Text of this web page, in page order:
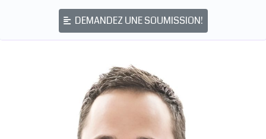
DEMANDEZ UNE SOUMISSION!